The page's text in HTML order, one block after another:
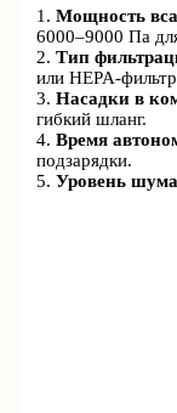
1.Мощность
6000–9000 Па
2.Тип
или HEPA-
3.Насадки в
гибкий шланг.
4.Время
подзарядки.
5.Уровень шума